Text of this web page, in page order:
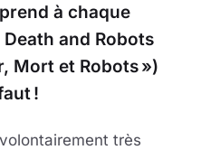
à chaque
and Robots
Mort et Robots »)
!
très